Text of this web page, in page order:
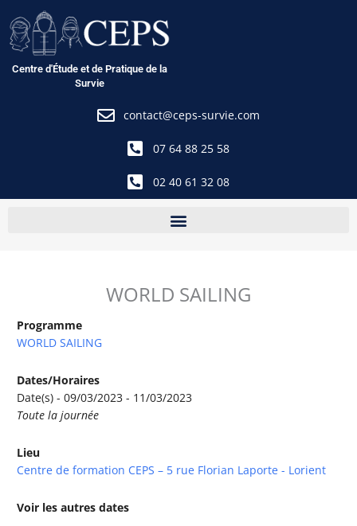
au
contenu
Centre d'Étude et de Pratique de la
Survie
contact@ceps-survie.com
07 64 88 25 58
02 40 61 32 08
WORLD SAILING
Programme
WORLD SAILING
Dates/Horaires
Date(s) - 09/03/2023 - 11/03/2023
Toute la journée
Lieu
Centre de formation CEPS – 5 rue Florian Laporte - Lorient
Voir les autres dates